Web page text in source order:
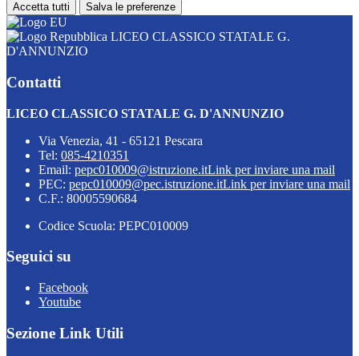
Accetta tutti Salva le preferenze
LICEO CLASSICO STATALE G.
D'ANNUNZIO
Contatti
LICEO CLASSICO STATALE G. D'ANNUNZIO
Via Venezia, 41 - 65121 Pescara
Tel: 085-4210351
Email: pepc010009@istruzione.itLink per inviare una mail
PEC: pepc010009@pec.istruzione.itLink per inviare una mail
C.F.: 80005590684
Codice Scuola: PEPC010009
Seguici su
Facebook
Youtube
Sezione Link Utili